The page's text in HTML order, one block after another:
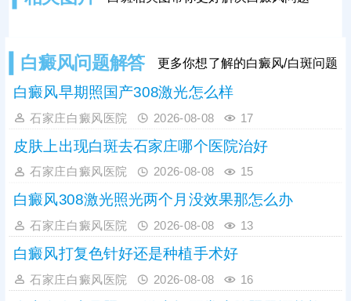
白癜风问题解答 更多你想了解的白癜风/白斑问题
白癜风早期照国产308激光怎么样
石家庄白癜风医院 2026-08-08 17
皮肤上出现白斑去石家庄哪个医院治好
石家庄白癜风医院 2026-08-08 15
白癜风308激光照光两个月没效果那怎么办
石家庄白癜风医院 2026-08-08 13
白癜风打复色针好还是种植手术好
石家庄白癜风医院 2026-08-08 16